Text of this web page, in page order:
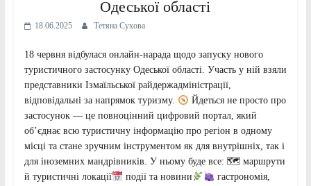
Одеської області
18.06.2025 Тетяна Сухова
18 червня відбулася онлайн-нарада щодо запуску нового
туристичного застосунку Одеської області. Участь у ній взяли
представники Ізмаїльської райдержадміністрації,
відповідальні за напрямок туризму.
Йдеться не просто про
застосунок — це повноцінний цифровий портал, який
об’єднає всю туристичну інформацію про регіон в одному
місці та стане зручним інструментом як для внутрішніх, так і
для іноземних мандрівників. У ньому буде все: 🗺 маршрути
й туристичні локації
події та новини
гастрономія,